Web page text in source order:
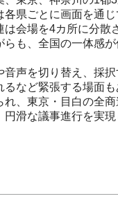
県ごとに画面を通じ
は会場を4カ所に分散
も、全国の一体感
声を切り替え、採
るなど緊張する場面
れ、東京・目白の全
滑な議事進行を実現